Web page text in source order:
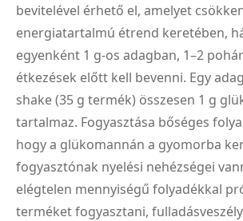
bevitelével érhető el, amelyet
energiatartalmú étrend keretében,
egyenként 1 g-os adagban, 1–2
étkezések előtt kell bevenni. Egy
shake (35 g termék) összesen 1 g
tartalmaz. Fogyasztása bőséges
hogy a glükomannán a gyomorba
fogyasztónak nyelési nehézségei
elégtelen mennyiségű folyadékkal
terméket fogyasztani,